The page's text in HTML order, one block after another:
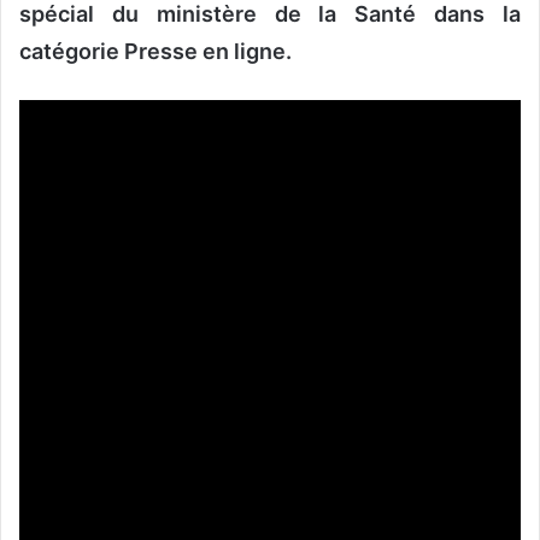
spécial du ministère de la Santé dans la
catégorie Presse en ligne.